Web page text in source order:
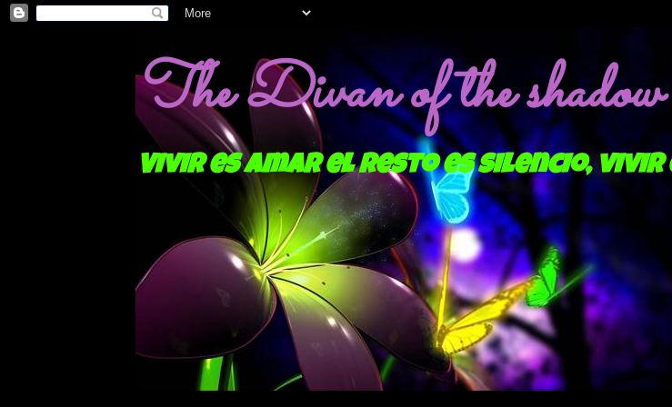
The Divan of the shadow
Vivir es amar el resto es silencio, vivir